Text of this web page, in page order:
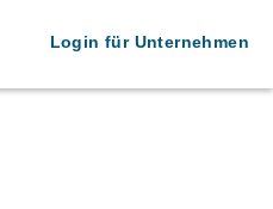
Login für Unternehmen